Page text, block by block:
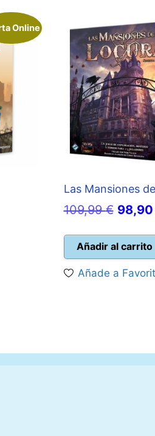
Online
€.
Las Mansiones
109,99€ El
original
era:
98,90
Añadir al carrito
Añade a